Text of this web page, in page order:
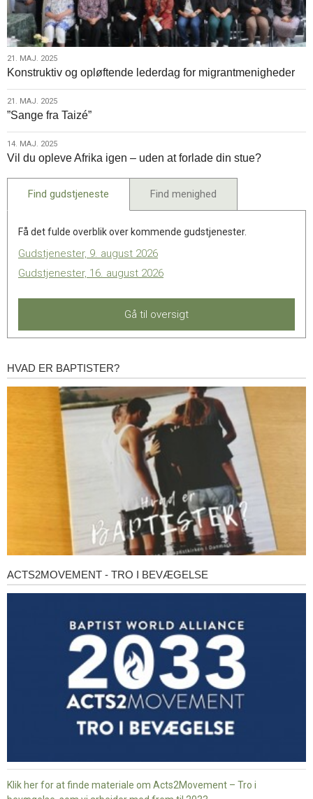
21.
maj.
2025
21. MAJ. 2025
Konstruktiv og opløftende lederdag for migrantmenigheder
21.
maj.
2025
21. MAJ. 2025
”Sange fra Taizé”
14.
maj.
2025
14. MAJ. 2025
Vil du opleve Afrika igen – uden at forlade din stue?
Find gudstjeneste Find menighed
Få det fulde overblik over kommende gudstjenester.
Gudstjenester, 9. august 2026
Gudstjenester, 16. august 2026
Gå til oversigt
Hvad
er
HVAD ER BAPTISTER?
Acts2Movement
-
ACTS2MOVEMENT - TRO I BEVÆGELSE
Klik her for at finde materiale om Acts2Movement – Tro i